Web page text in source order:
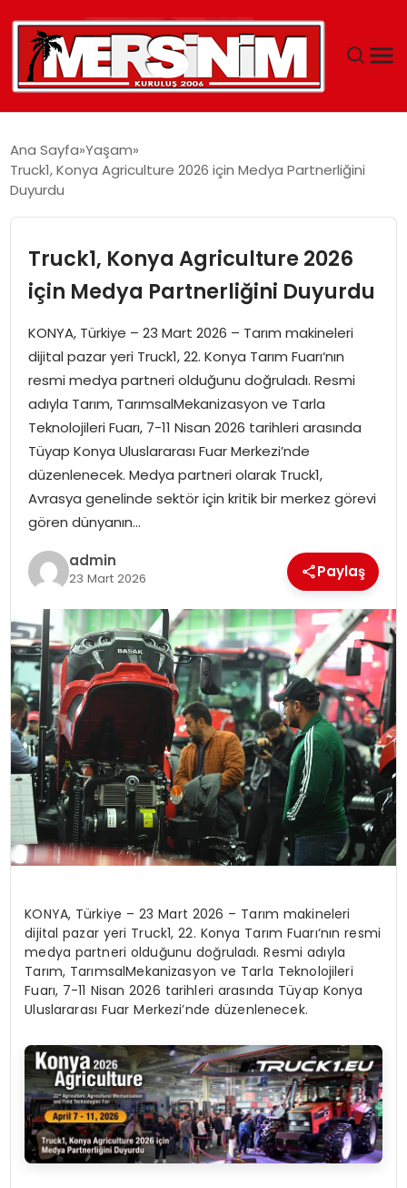
YAŞAM
SPOR
EKONOMI
MAGAZIN
DÜNYA
OTOMOBIL
Ana Sayfa Yaşam
Truck1, Konya Agriculture 2026 için Medya Partnerliğini
Duyurdu
Truck1, Konya Agriculture 2026
için Medya Partnerliğini Duyurdu
KONYA, Türkiye – 23 Mart 2026 – Tarım makineleri
dijital pazar yeri Truck1, 22. Konya Tarım Fuarı‘nın
resmi medya partneri olduğunu doğruladı. Resmi
adıyla Tarım, TarımsalMekanizasyon ve Tarla
Teknolojileri Fuarı, 7-11 Nisan 2026 tarihleri arasında
Tüyap Konya Uluslararası Fuar Merkezi’nde
düzenlenecek. Medya partneri olarak Truck1,
Avrasya genelinde sektör için kritik bir merkez görevi
gören dünyanın…
admin
23 Mart 2026 Paylaş
KONYA, Türkiye –23 Mart 2026 – Tarım makineleri
dijital pazar yeri Truck1, 22. Konya Tarım Fuarı‘nın resmi
medya partneri olduğunu doğruladı. Resmi adıyla
Tarım, TarımsalMekanizasyon ve Tarla Teknolojileri
Fuarı, 7-11 Nisan 2026 tarihleri arasında Tüyap Konya
Uluslararası Fuar Merkezi’nde düzenlenecek.